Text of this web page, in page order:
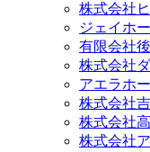
株式会社
ジェイホ
有限会社
株式会社
アエラホ
株式会社
株式会社
株式会社